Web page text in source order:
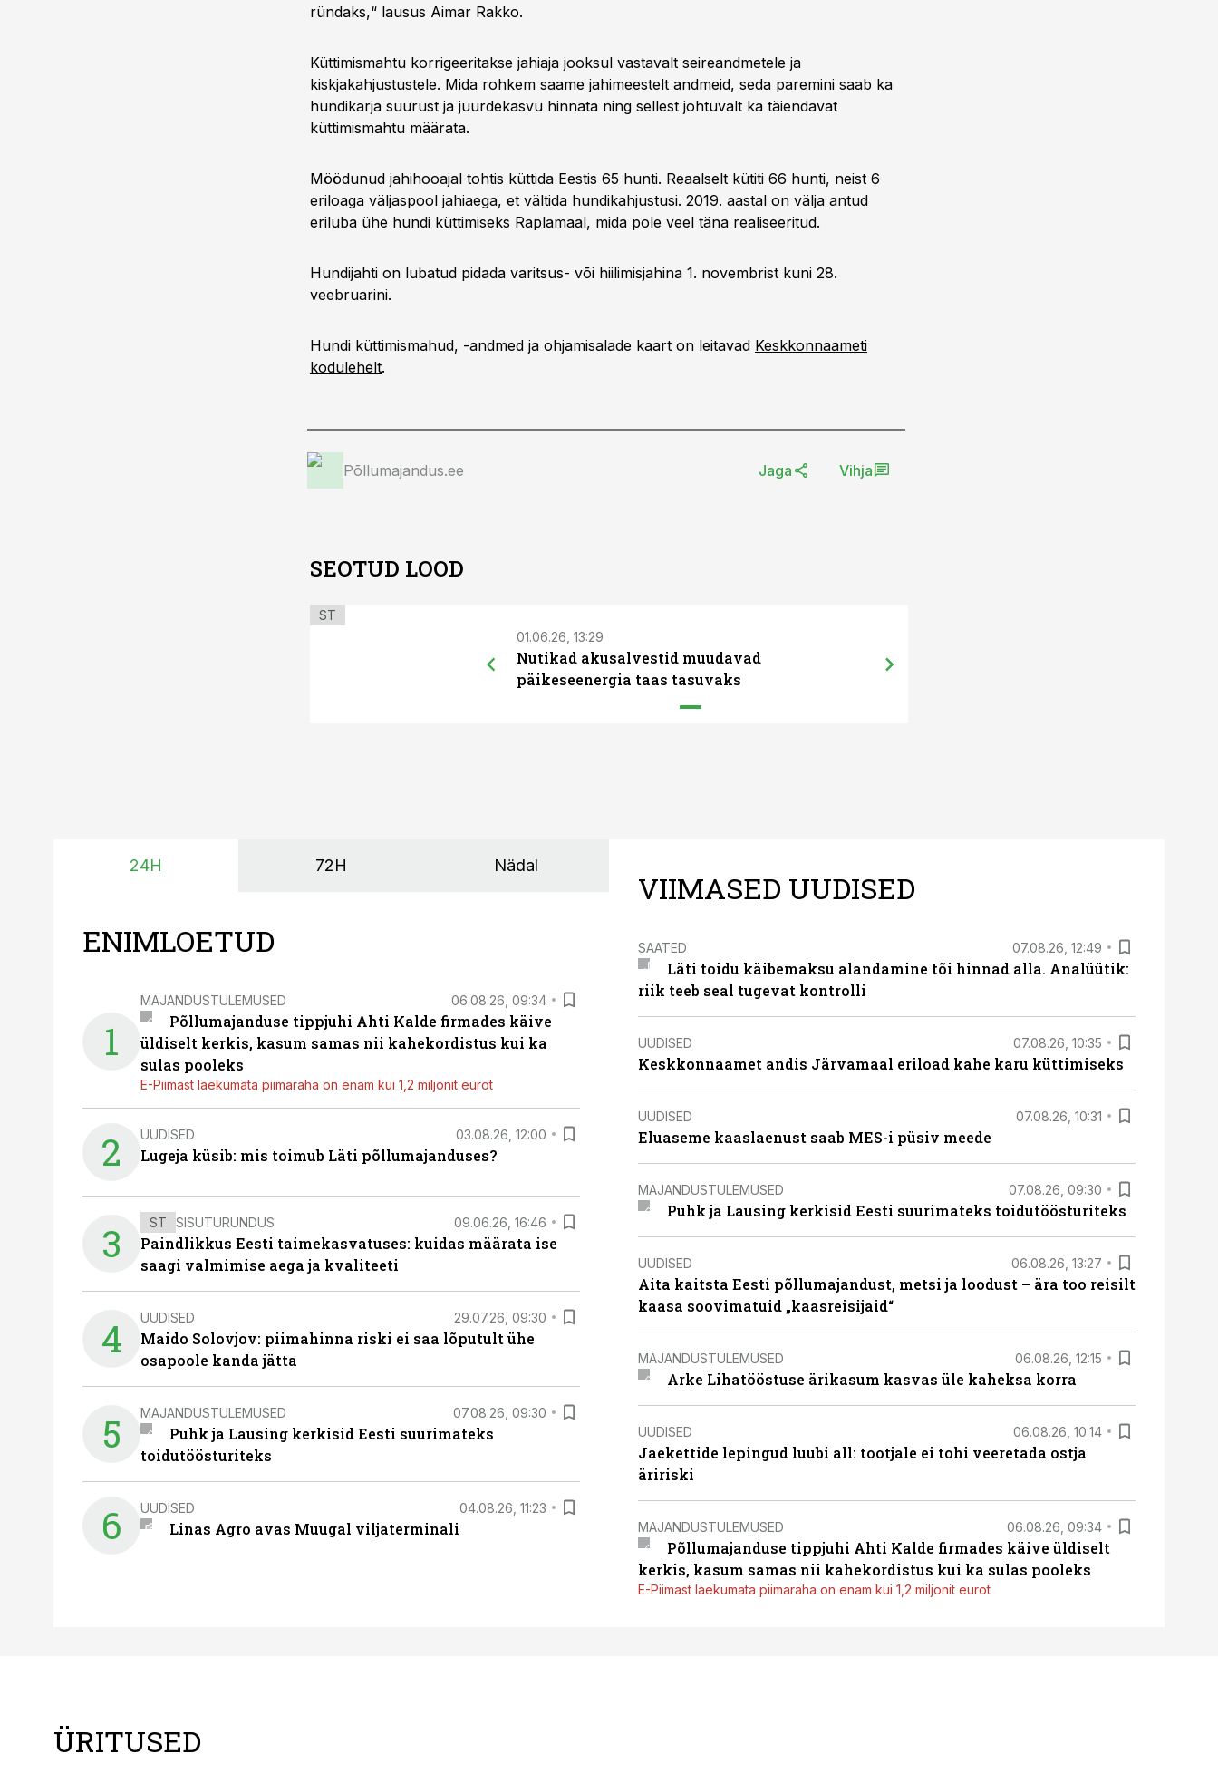
ründaks,“ lausus Aimar Rakko.
Küttimismahtu korrigeeritakse jahiaja jooksul vastavalt seireandmetele ja
kiskjakahjustustele. Mida rohkem saame jahimeestelt andmeid, seda paremini saab ka
hundikarja suurust ja juurdekasvu hinnata ning sellest johtuvalt ka täiendavat
küttimismahtu määrata.
Möödunud jahihooajal tohtis küttida Eestis 65 hunti. Reaalselt kütiti 66 hunti, neist 6
eriloaga väljaspool jahiaega, et vältida hundikahjustusi. 2019. aastal on välja antud
eriluba ühe hundi küttimiseks Raplamaal, mida pole veel täna realiseeritud.
Hundijahti on lubatud pidada varitsus- või hiilimisjahina 1. novembrist kuni 28.
veebruarini.
Hundi küttimismahud, -andmed ja ohjamisalade kaart on leitavad Keskkonnaameti
kodulehelt.
Põllumajandus.ee Jaga Vihja
SEOTUD LOOD
ST
01.06.26, 13:29
Nutikad akusalvestid muudavad
päikeseenergia taas tasuvaks
24H 72H Nädal
ENIMLOETUD
1
MAJANDUSTULEMUSED 06.08.26, 09:34
Põllumajanduse tippjuhi Ahti Kalde firmades käive
üldiselt kerkis, kasum samas nii kahekordistus kui ka
sulas pooleks
E-Piimast laekumata piimaraha on enam kui 1,2 miljonit eurot
2 UUDISED 03.08.26, 12:00
Lugeja küsib: mis toimub Läti põllumajanduses?
3 ST SISUTURUNDUS 09.06.26, 16:46
Paindlikkus Eesti taimekasvatuses: kuidas määrata ise
saagi valmimise aega ja kvaliteeti
4 UUDISED 29.07.26, 09:30
Maido Solovjov: piimahinna riski ei saa lõputult ühe
osapoole kanda jätta
5 MAJANDUSTULEMUSED 07.08.26, 09:30
Puhk ja Lausing kerkisid Eesti suurimateks
toidutöösturiteks
6 UUDISED 04.08.26, 11:23
Linas Agro avas Muugal viljaterminali
VIIMASED UUDISED
SAATED 07.08.26, 12:49
Läti toidu käibemaksu alandamine tõi hinnad alla. Analüütik:
riik teeb seal tugevat kontrolli
UUDISED 07.08.26, 10:35
Keskkonnaamet andis Järvamaal eriload kahe karu küttimiseks
UUDISED 07.08.26, 10:31
Eluaseme kaaslaenust saab MES-i püsiv meede
MAJANDUSTULEMUSED 07.08.26, 09:30
Puhk ja Lausing kerkisid Eesti suurimateks toidutöösturiteks
UUDISED 06.08.26, 13:27
Aita kaitsta Eesti põllumajandust, metsi ja loodust – ära too reisilt
kaasa soovimatuid „kaasreisijaid“
MAJANDUSTULEMUSED 06.08.26, 12:15
Arke Lihatööstuse ärikasum kasvas üle kaheksa korra
UUDISED 06.08.26, 10:14
Jaekettide lepingud luubi all: tootjale ei tohi veeretada ostja
äririski
MAJANDUSTULEMUSED 06.08.26, 09:34
Põllumajanduse tippjuhi Ahti Kalde firmades käive üldiselt
kerkis, kasum samas nii kahekordistus kui ka sulas pooleks
E-Piimast laekumata piimaraha on enam kui 1,2 miljonit eurot
ÜRITUSED